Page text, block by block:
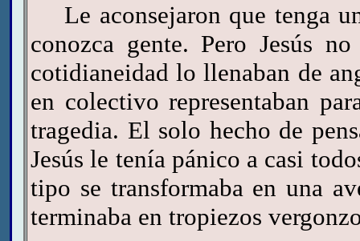
Le aconsejaron que tenga
conozca gente. Pero Jesús
cotidianeidad lo llenaban de
en colectivo representaban
tragedia. El solo hecho de
Jesús le tenía pánico a casi
tipo se transformaba en una
terminaba en tropiezos